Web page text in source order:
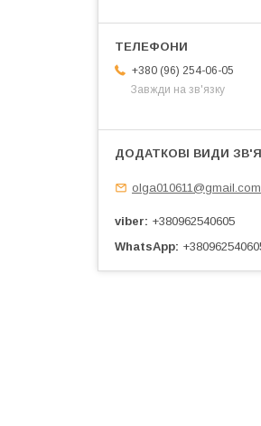
+380 (96) 254-06-05
Завжди на зв'язку
olga010611@gmail.com
viber
+380962540605
WhatsApp